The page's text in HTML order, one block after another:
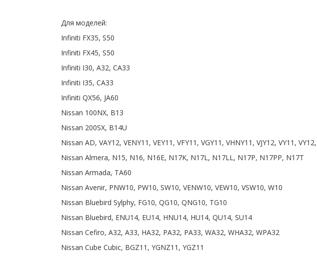
Для моделей:
Infiniti FX35, S50
Infiniti FX45, S50
Infiniti I30, A32, CA33
Infiniti I35, CA33
Infiniti QX56, JA60
Nissan 100NX, B13
Nissan 200SX, B14U
Nissan AD, VAY12, VENY11, VEY11, VFY11, VGY11, VHNY11, VJY12, VY11,
Nissan Almera, N15, N16, N16E, N17K, N17L, N17LL, N17P, N17PP, N17T
Nissan Armada, TA60
Nissan Avenir, PNW10, PW10, SW10, VENW10, VEW10, VSW10, W10
Nissan Bluebird Sylphy, FG10, QG10, QNG10, TG10
Nissan Bluebird, ENU14, EU14, HNU14, HU14, QU14, SU14
Nissan Cefiro, A32, A33, HA32, PA32, PA33, WA32, WHA32, WPA32
Nissan Cube Cubic, BGZ11, YGNZ11, YGZ11